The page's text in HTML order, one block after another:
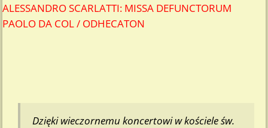
ALESSANDRO SCARLATTI: MISSA DEFUNCTORUM
PAOLO DA COL / ODHECATON
Dzięki wieczornemu koncertowi w kościele św.